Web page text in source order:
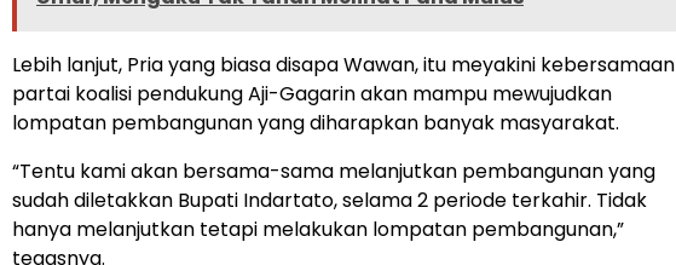
Lebih lanjut, Pria yang biasa disapa Wawan, itu meyakini kebersamaan
partai koalisi pendukung Aji-Gagarin akan mampu mewujudkan
lompatan pembangunan yang diharapkan banyak masyarakat.
“Tentu kami akan bersama-sama melanjutkan pembangunan yang
sudah diletakkan Bupati Indartato, selama 2 periode terkahir. Tidak
hanya melanjutkan tetapi melakukan lompatan pembangunan,”
tegasnya.